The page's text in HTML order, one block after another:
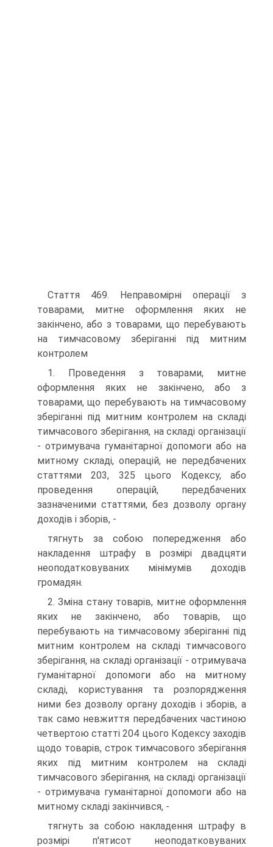
Стаття 469. Неправомірні операції з
товарами, митне оформлення яких не
закінчено, або з товарами, що перебувають
на тимчасовому зберіганні під митним
контролем
1. Проведення з товарами, митне
оформлення яких не закінчено, або з
товарами, що перебувають на тимчасовому
зберіганні під митним контролем на складі
тимчасового зберігання, на складі організації
- отримувача гуманітарної допомоги або на
митному складі, операцій, не передбачених
статтями 203, 325 цього Кодексу, або
проведення операцій, передбачених
зазначеними статтями, без дозволу органу
доходів і зборів, -
тягнуть за собою попередження або
накладення штрафу в розмірі двадцяти
неоподатковуваних мінімумів доходів
громадян.
2. Зміна стану товарів, митне оформлення
яких не закінчено, або товарів, що
перебувають на тимчасовому зберіганні під
митним контролем на складі тимчасового
зберігання, на складі організації - отримувача
гуманітарної допомоги або на митному
складі, користування та розпорядження
ними без дозволу органу доходів і зборів, а
так само невжиття передбачених частиною
четвертою статті 204 цього Кодексу заходів
щодо товарів, строк тимчасового зберігання
яких під митним контролем на складі
тимчасового зберігання, на складі організації
- отримувача гуманітарної допомоги або на
митному складі закінчився, -
тягнуть за собою накладення штрафу в
розмірі п'ятисот неоподатковуваних